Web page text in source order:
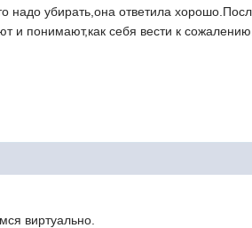
надо убирать,она ответила
и понимают,как себя вести к сожалению.
виртуально.